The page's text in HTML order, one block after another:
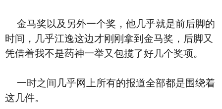
金马奖以及另外一个奖，他几乎就是前后脚的
时间，几乎江逸这边才刚刚拿到金马奖，后脚又
凭借着我不是药神一举又包揽了好几个奖项。
一时之间几乎网上所有的报道全部都是围绕着
这几件。